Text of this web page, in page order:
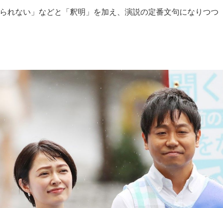
れない」などと「釈明」を加え、演説の定番文句になりつつ